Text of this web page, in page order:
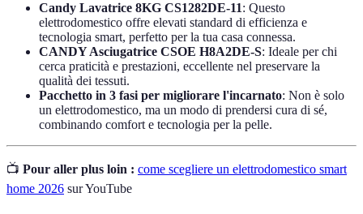
Candy Lavatrice 8KG CS1282DE-11: Questo
elettrodomestico offre elevati standard di efficienza e
tecnologia smart, perfetto per la tua casa connessa.
CANDY Asciugatrice CSOE H8A2DE-S: Ideale per chi
cerca praticità e prestazioni, eccellente nel preservare la
qualità dei tessuti.
Pacchetto in 3 fasi per migliorare l'incarnato: Non è solo
un elettrodomestico, ma un modo di prendersi cura di sé,
combinando comfort e tecnologia per la pelle.
📺 Pour aller plus loin : come scegliere un elettrodomestico smart
home 2026 sur YouTube